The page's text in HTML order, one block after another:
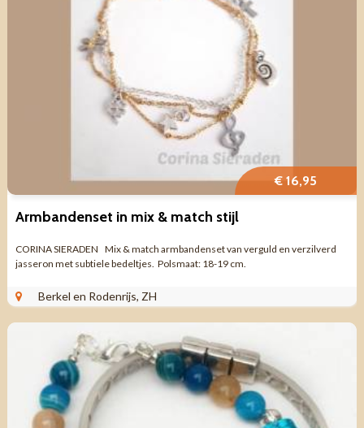
€ 16,95
Armbandenset in mix & match stijl
CORINA SIERADEN Mix & match armbandenset van verguld en verzilverd
jasseron met subtiele bedeltjes. Polsmaat: 18-19 cm.
Berkel en Rodenrijs, ZH